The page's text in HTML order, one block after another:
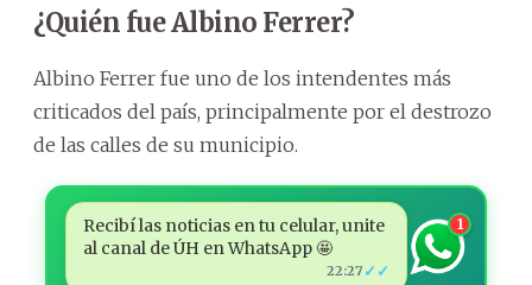
¿Quién fue Albino Ferrer?
Albino Ferrer fue uno de los intendentes más
criticados del país, principalmente por el destrozo
de las calles de su municipio.
Recibí las noticias en tu celular, unite
al canal de ÚH en WhatsApp 🤩
22:27 ✓✓
1